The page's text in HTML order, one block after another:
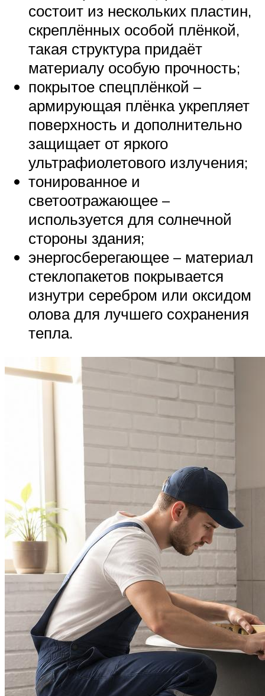
состоит из нескольких пластин,
скреплённых особой плёнкой,
такая структура придаёт
материалу особую прочность;
покрытое спецплёнкой –
армирующая плёнка укрепляет
поверхность и дополнительно
защищает от яркого
ультрафиолетового излучения;
тонированное и
светоотражающее –
используется для солнечной
стороны здания;
энергосберегающее – материал
стеклопакетов покрывается
изнутри серебром или оксидом
олова для лучшего сохранения
тепла.